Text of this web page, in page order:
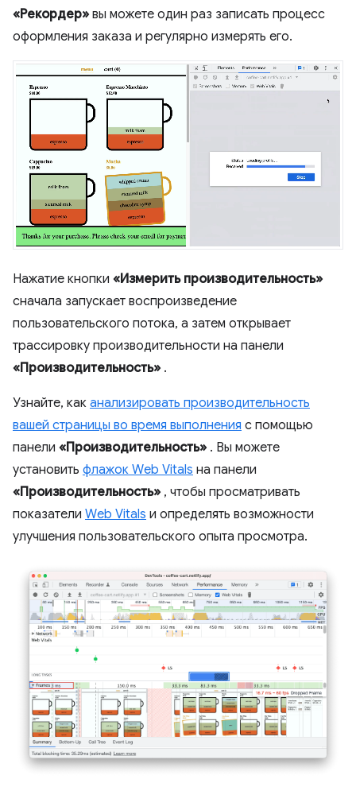
«Рекордер» вы можете один раз записать процесс
оформления заказа и регулярно измерять его.
Нажатие кнопки «Измерить производительность»
сначала запускает воспроизведение
пользовательского потока, а затем открывает
трассировку производительности на панели
«Производительность» .
Узнайте, как анализировать производительность
вашей страницы во время выполнения с помощью
панели «Производительность» . Вы можете
установить флажок Web Vitals на панели
«Производительность» , чтобы просматривать
показатели Web Vitals и определять возможности
улучшения пользовательского опыта просмотра.